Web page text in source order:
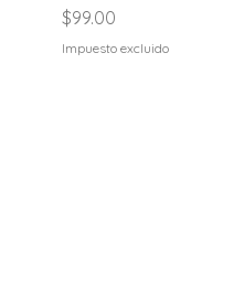
Precio
$99.00
Impuesto excluido